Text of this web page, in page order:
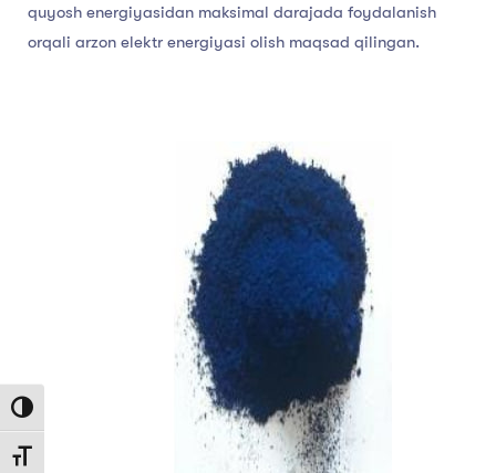
Toggle High Contrast
Toggle Font size
quyosh energiyasidan maksimal darajada foydalanish
orqali arzon elektr energiyasi olish maqsad qilingan.